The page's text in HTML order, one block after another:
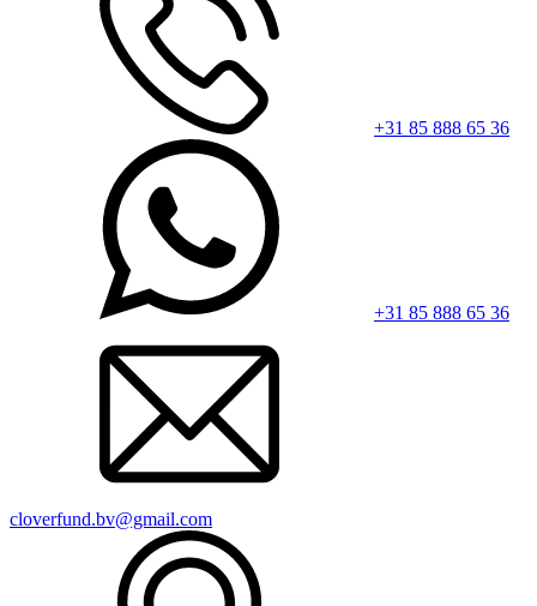
+31 85 888 65 36
+31 85 888 65 36
cloverfund.bv@gmail.com